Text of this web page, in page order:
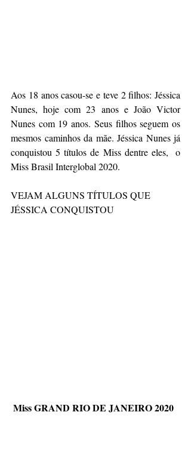
Aos 18 anos casou-se e teve 2 filhos: Jéssica
Nunes, hoje com 23 anos e João Victor
Nunes com 19 anos. Seus filhos seguem os
mesmos caminhos da mãe. Jéssica Nunes já
conquistou 5 títulos de Miss dentre eles,  o
Miss Brasil Interglobal 2020.
VEJAM ALGUNS TÍTULOS QUE
JÉSSICA CONQUISTOU
Miss GRAND RIO DE JANEIRO 2020